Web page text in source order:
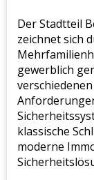
Der Stadtteil
zeichnet sich
gewerblich
klassische
moderne